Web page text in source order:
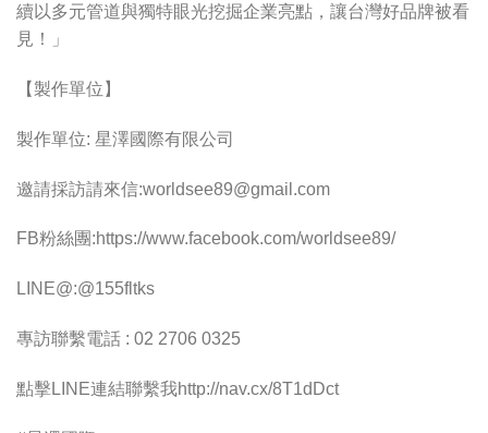
續以多元管道與獨特眼光挖掘企業亮點，讓台灣好品牌被看
見！」
【製作單位】
製作單位: 星澤國際有限公司
邀請採訪請來信:worldsee89@gmail.com
FB粉絲團:https://www.facebook.com/worldsee89/
LINE@:@155fltks
專訪聯繫電話 : 02 2706 0325
點擊LINE連結聯繫我http://nav.cx/8T1dDct